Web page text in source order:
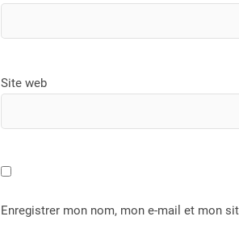
Site web
Enregistrer mon nom, mon e-mail et mon